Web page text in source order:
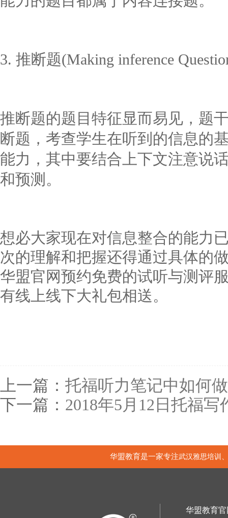
3. 推断题(Making inference
推断题的题目特征显而易见，题
断题，考查学生在听到的信息的
能力，其中要结合上下文注意说
和预测。
想必大家现在对信息整合的能力
次的理解和把握还得通过具体的
华盟官网预约免费的试听与测评
有线上线下大礼包相送。
上一篇： 托福听力笔记中如何
下一篇： 2018年5月12日托福写
华盟教育是一家专注武汉雅思培训
华盟教育官